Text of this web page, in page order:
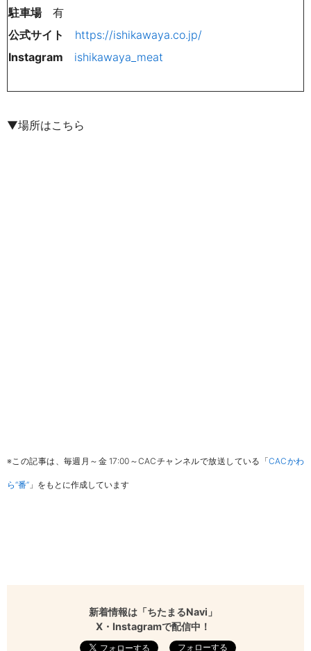
駐車場有
公式サイト https://ishikawaya.co.jp/
Instagram ishikawaya_meat
▼場所はこちら
※この記事は、 毎週月～金 17:00 ～CACチャンネルで放送している 「CACかわ
ら“番” 」をもとに作成しています
新着情報は「ちたまるNavi」
X・Instagramで配信中！
フォローする